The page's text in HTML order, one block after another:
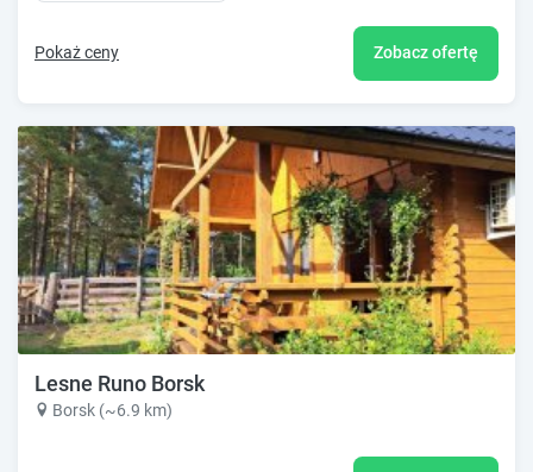
Pokaż ceny Zobacz ofertę
Lesne Runo Borsk
Borsk (~6.9 km)